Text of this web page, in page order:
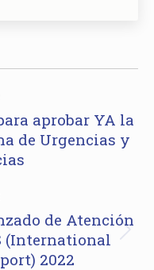
aprobar YA la
de Urgencias y
de Atención
(International
2022